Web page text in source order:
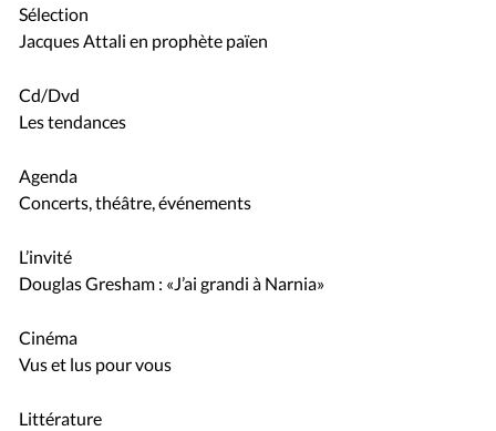
Sélection
Jacques Attali en prophète païen
Cd/Dvd
Les tendances
Agenda
Concerts, théâtre, événements
L’invité
Douglas Gresham : «J’ai grandi à Narnia»
Cinéma
Vus et lus pour vous
Littérature